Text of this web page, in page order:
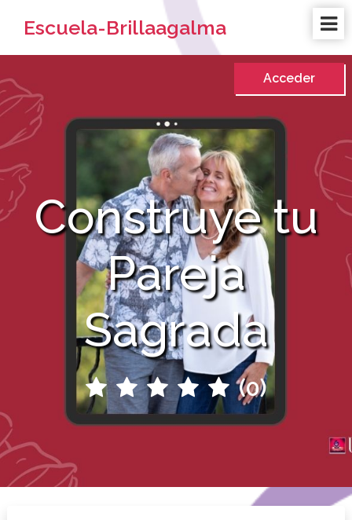
Escuela-Brillaagalma
Acceder
Construye tu
Pareja
Sagrada
(0)